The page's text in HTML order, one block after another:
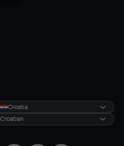
Croatia
Croatian